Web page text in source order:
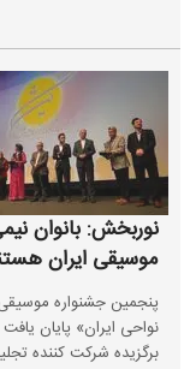
نوربخش: بانوان
موسیقی ایران‌
پنجمین جشنواره
برگزیده شرکت کننده